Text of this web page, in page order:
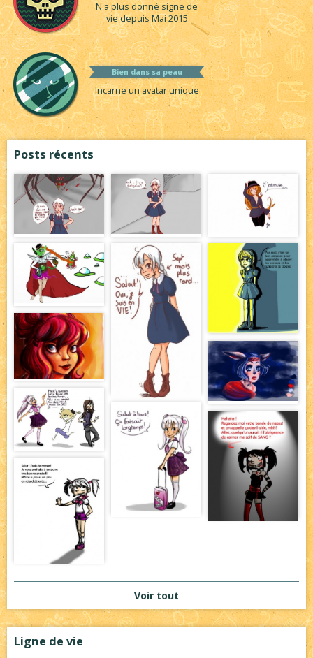
N'a plus donné signe de
vie depuis Mai 2015
Bien dans sa peau
Incarne un avatar unique
Posts récents
Voir tout
Ligne de vie